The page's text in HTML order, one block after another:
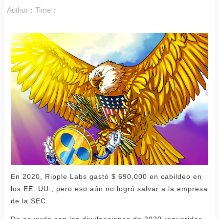
Author： Time：
En 2020, Ripple Labs gastó $ 690,000 en cabildeo en
los EE. UU., pero eso aún no logró salvar a la empresa
de la SEC.